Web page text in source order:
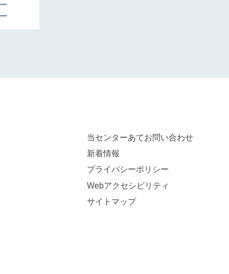
当センターあてお問い合わせ
新着情報
プライバシーポリシー
Webアクセシビリティ
サイトマップ